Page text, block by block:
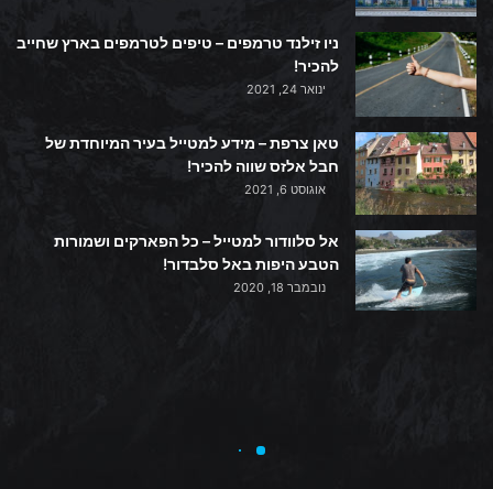
ניו זילנד טרמפים – טיפים לטרמפים בארץ שחייב
להכיר!
ינואר 24, 2021
טאן צרפת – מידע למטייל בעיר המיוחדת של
חבל אלזס שווה להכיר!
אוגוסט 6, 2021
אל סלוודור למטייל – כל הפארקים ושמורות
הטבע היפות באל סלבדור!
נובמבר 18, 2020